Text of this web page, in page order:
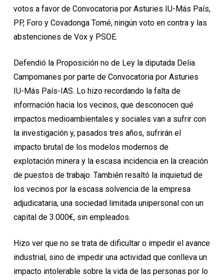
votos a favor de Convocatoria por Asturies IU-Más País,
PP, Foro y Covadonga Tomé, ningún voto en contra y las
abstenciones de Vox y PSOE.
Defendió la Proposición no de Ley la diputada Delia
Campomanes por parte de Convocatoria por Asturies
IU-Más País-IAS. Lo hizo recordando la falta de
información hacia los vecinos, que desconocen qué
impactos medioambientales y sociales van a sufrir con
la investigación y, pasados tres años, sufrirán el
impacto brutal de los modelos modernos de
explotación minera y la escasa incidencia en la creación
de puestos de trabajo. También resaltó la inquietud de
los vecinos por la escasa solvencia de la empresa
adjudicataria, una sociedad limitada unipersonal con un
capital de 3.000€, sin empleados.
Hizo ver que no se trata de dificultar o impedir el avance
industrial, sino de impedir una actividad que conlleva un
impacto intolerable sobre la vida de las personas por lo